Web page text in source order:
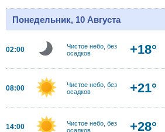
Понедельник, 10 Августа
02:00
Чистое небо, без
осадков
+18°
08:00
Чистое небо, без
осадков
+21°
14:00
Чистое небо, без
осадков
+28°